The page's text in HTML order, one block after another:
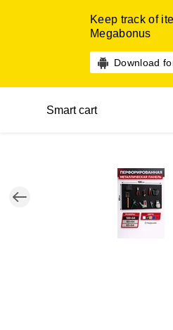
Keep track of
Megabonus
Download
Smart cart